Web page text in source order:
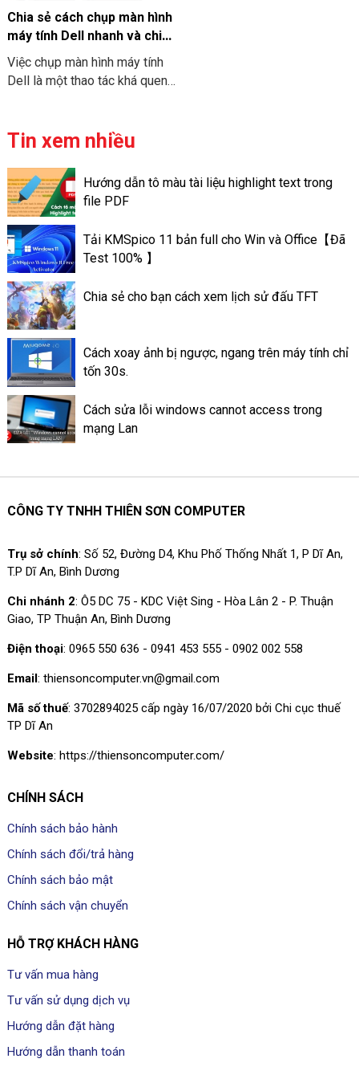
Chia sẻ cách chụp màn hình
máy tính Dell nhanh và chi
tiết
Việc chụp màn hình máy tính
Dell là một thao tác khá quen
người cũng biết cách chụp
Bài viết này chúng tôi sẽ
hướng dẫn các cách chụp màn
hình máy tính Dell nhanh nhất
và chi tiết nhất. Giúp cho bạn
lựa chọn được cách phù hợp
với nhu cầu của mình.
Tin xem nhiều
Hướng dẫn tô màu tài liệu highlight text trong
file PDF
Tải KMSpico 11 bản full cho Win và Office【Đã
Test 100% 】
Chia sẻ cho bạn cách xem lịch sử đấu TFT
Cách xoay ảnh bị ngược, ngang trên máy tính chỉ
tốn 30s.
Cách sửa lỗi windows cannot access trong
mạng Lan
CÔNG TY TNHH THIÊN SƠN COMPUTER
Trụ sở chính: Số 52, Đường D4, Khu Phố Thống Nhất 1, P Dĩ An,
T.P Dĩ An, Bình Dương
Chi nhánh 2: Ô5 DC 75 - KDC Việt Sing - Hòa Lân 2 - P. Thuận
Giao, TP Thuận An, Bình Dương
Điện thoại: 0965 550 636 - 0941 453 555 - 0902 002 558
Email: thiensoncomputer.vn@gmail.com
Mã số thuế: 3702894025 cấp ngày 16/07/2020 bởi Chi cục thuế
TP Dĩ An
Website: https://thiensoncomputer.com/
CHÍNH SÁCH
Chính sách bảo hành
Chính sách đổi/trả hàng
Chính sách bảo mật
Chính sách vận chuyển
HỖ TRỢ KHÁCH HÀNG
Tư vấn mua hàng
Tư vấn sử dụng dịch vụ
Hướng dẫn đặt hàng
Hướng dẫn thanh toán